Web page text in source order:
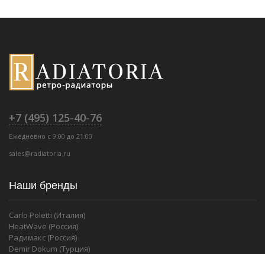
+7 (495) 125-40-76
Ежедневно с 9:00 до 21:00
sales@radiatoria.ru
Наши бренды
Carlo Poletti (Италия)
HeatWave (Россия)
Радимакс (Россия)
Demir Dokum (Турция)